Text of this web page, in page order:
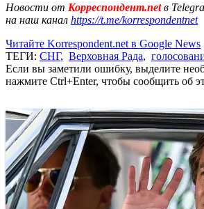
Новости от Корреспондент.netв
на наш канал https://t.me/korrespondentnet
Читайте Korrespondent.net в Google News
ТЕГИ: СНГ, Верховная Рада,
Если вы заметили ошибку, выделите
нажмите Ctrl+Enter, чтобы сообщить об